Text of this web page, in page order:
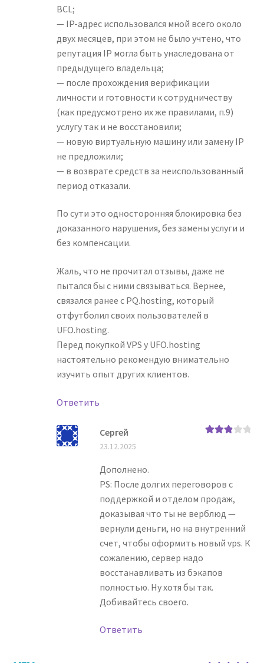
BCL;
— IP-адрес использовался мной всего около
двух месяцев, при этом не было учтено, что
репутация IP могла быть унаследована от
предыдущего владельца;
— после прохождения верификации
личности и готовности к сотрудничеству
(как предусмотрено их же правилами, п.9)
услугу так и не восстановили;
— новую виртуальную машину или замену IP
не предложили;
— в возврате средств за неиспользованный
период отказали.
По сути это односторонняя блокировка без
доказанного нарушения, без замены услуги и
без компенсации.
Жаль, что не прочитал отзывы, даже не
пытался бы с ними связываться. Вернее,
связался ранее с PQ.hosting, который
отфутболил своих пользователей в
UFO.hosting.
Перед покупкой VPS у UFO.hosting
настоятельно рекомендую внимательно
изучить опыт других клиентов.
Ответить
Сергей
23.12.2025
Дополнено.
PS: После долгих переговоров с
поддержкой и отделом продаж,
доказывая что ты не верблюд —
вернули деньги, но на внутренний
счет, чтобы оформить новый vps. К
сожалению, сервер надо
восстанавливать из бэкапов
полностью. Ну хотя бы так.
Добивайтесь своего.
Ответить